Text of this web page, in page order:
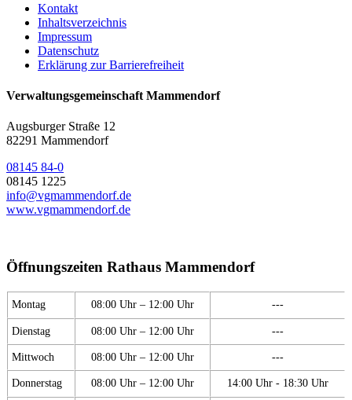
Kontakt
Inhaltsverzeichnis
Impressum
Datenschutz
Erklärung zur Barrierefreiheit
Verwaltungsgemeinschaft Mammendorf
Augsburger Straße 12
82291 Mammendorf
08145 84-0
08145 1225
info@vgmammendorf.de
www.vgmammendorf.de
Öffnungszeiten Rathaus Mammendorf
Montag 08:00 Uhr – 12:00 Uhr ---
Dienstag 08:00 Uhr – 12:00 Uhr ---
Mittwoch 08:00 Uhr – 12:00 Uhr ---
Donnerstag 08:00 Uhr – 12:00 Uhr 14:00 Uhr - 18:30 Uhr